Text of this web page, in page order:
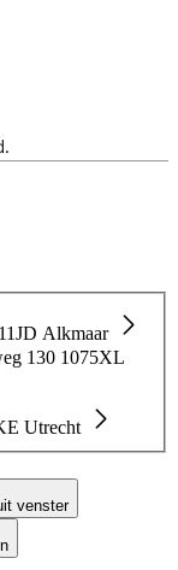
Alkmaar
130 1075XL
Utrecht
venster